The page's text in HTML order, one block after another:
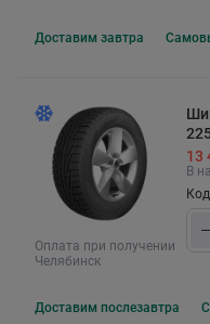
Доставим завтра
Оплата при получении
Челябинск
13
В
Доставим послезавтра